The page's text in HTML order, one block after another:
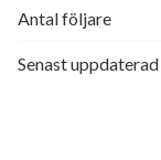
Antal följare
Senast uppdaterad